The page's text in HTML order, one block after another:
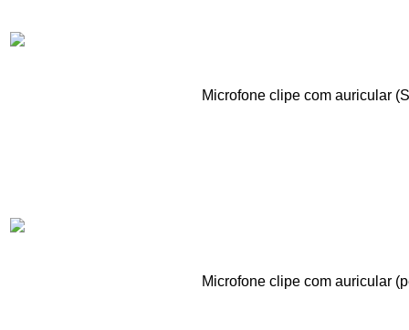
Microfone clipe com auricular
Microfone clipe com auricular